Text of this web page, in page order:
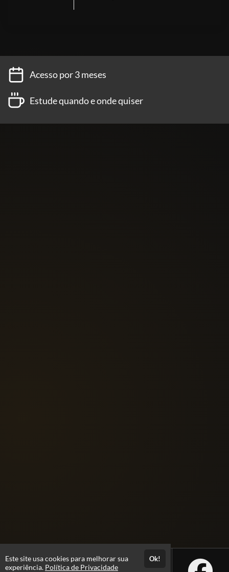
Acesso por 3 meses
Estude quando e onde quiser
Este site usa cookies para melhorar sua
experiência. Política de Privacidade
Ok!